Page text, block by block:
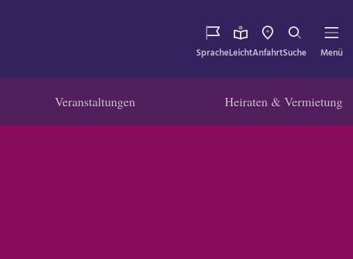
SpracheLeichtAnfahrtSuche Menü
Veranstaltungen Heiraten & Vermietung